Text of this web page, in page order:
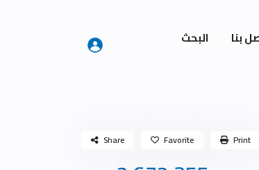
بنا البحث
Share Favorite Print